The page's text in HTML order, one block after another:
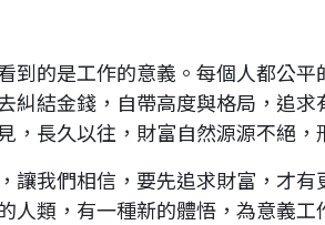
到的是工作的意義。每個人都公平
糾結金錢，自帶高度與格局，追求
，長久以往，財富自然源源不絕
讓我們相信，要先追求財富，才有
人類，有一種新的體悟，為意義工